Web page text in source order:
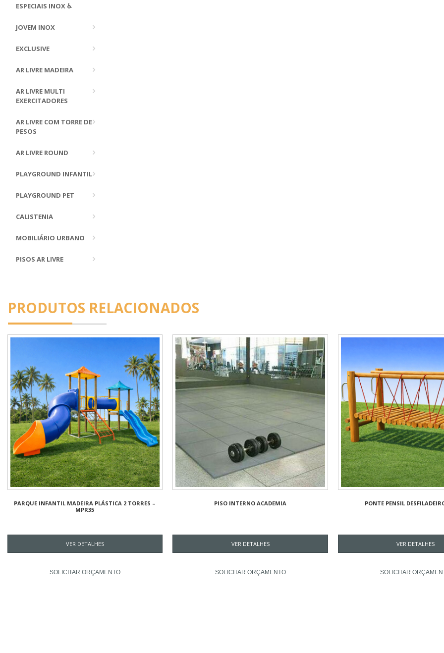
ESPECIAIS INOX ♿
JOVEM INOX
EXCLUSIVE
AR LIVRE MADEIRA
AR LIVRE MULTI
EXERCITADORES
AR LIVRE COM TORRE DE
PESOS
AR LIVRE ROUND
PLAYGROUND INFANTIL
PLAYGROUND PET
CALISTENIA
MOBILIÁRIO URBANO
PISOS AR LIVRE
PRODUTOS RELACIONADOS
PARQUE INFANTIL MADEIRA PLÁSTICA 2 TORRES –
MPR35
VER DETALHES
SOLICITAR ORÇAMENTO
PISO INTERNO ACADEMIA
VER DETALHES
SOLICITAR ORÇAMENTO
PONTE PENSIL
VER DETALHES
SOLICITAR